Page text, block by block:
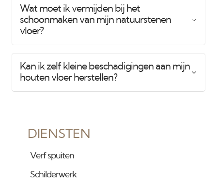
Wat moet ik vermijden bij het
schoonmaken van mijn natuurstenen
vloer?
Kan ik zelf kleine beschadigingen aan mijn
houten vloer herstellen?
DIENSTEN
Verf spuiten
Schilderwerk